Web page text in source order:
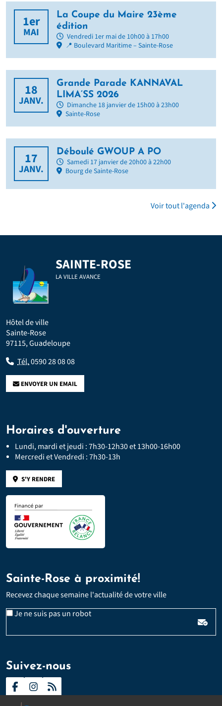
1er
MAI
La Coupe du Maire 23ème
édition
Vendredi 1er mai de 10h00 à 17h00
📍 Boulevard Maritime – Sainte-Rose
18
JANV.
Grande Parade KANNAVAL
LIMA’SS 2026
Dimanche 18 janvier de 15h00 à 23h00
Sainte-Rose
17
JANV.
Déboulé GWOUP A PO
Samedi 17 janvier de 20h00 à 22h00
Bourg de Sainte-Rose
Voir tout l'agenda
SAINTE-ROSE
LA VILLE AVANCE
Hôtel de ville
Sainte-Rose
97115, Guadeloupe
Tél.0590 28 08 08
ENVOYER UN EMAIL
Horaires d'ouverture
Lundi, mardi et jeudi : 7h30-12h30 et 13h00-16h00
Mercredi et Vendredi : 7h30-13h
S'Y RENDRE
Sainte-Rose à proximité!
Recevez chaque semaine l'actualité de votre ville
Je ne suis pas un robotVeuillez laisser ce champ vide :
Email
Suivez-nous